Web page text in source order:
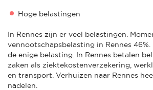
Hoge belastingen
In Rennes zijn er veel belastingen.
vennootschapsbelasting in Rennes
de enige belasting. In Rennes betalen
zaken als ziektekostenverzekering,
en transport. Verhuizen naar Rennes
nadelen.